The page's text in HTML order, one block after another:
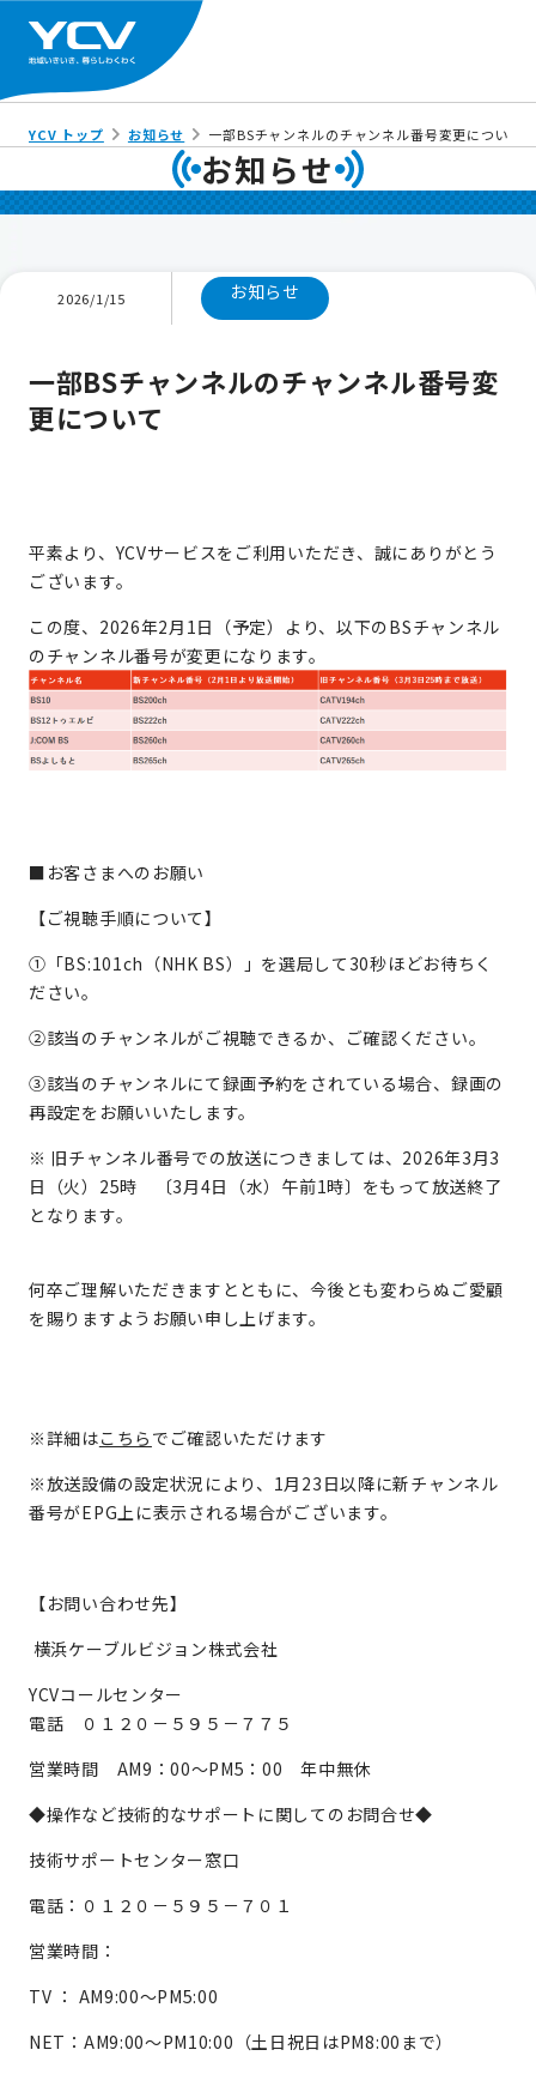
YCV トップ お知らせ 一部BSチャンネルのチャンネル番号変更について
お知らせ
2026/1/15 お知らせ
一部BSチャンネルのチャンネル番号変
更について
平素より、YCVサービスをご利用いただき、誠にありがとう
ございます。
この度、2026年2月1日（予定）より、以下のBSチャンネル
のチャンネル番号が変更になります。
■お客さまへのお願い
【ご視聴手順について】
①「BS:101ch（NHK BS）」を選局して30秒ほどお待ちく
ださい。
②該当のチャンネルがご視聴できるか、ご確認ください。
③該当のチャンネルにて録画予約をされている場合、録画の
再設定をお願いいたします。
※ 旧チャンネル番号での放送につきましては、2026年3月3
日（火）25時 〔3月4日（水）午前1時〕をもって放送終了
となります。
何卒ご理解いただきますとともに、今後とも変わらぬご愛顧
を賜りますようお願い申し上げます。
※詳細はこちら でご確認いただけます
※放送設備の設定状況により、1月23日以降に新チャンネル
番号がEPG上に表示される場合がございます。
【お問い合わせ先】
横浜ケーブルビジョン株式会社
YCVコールセンター
電話 ０１２０－５９５－７７５
営業時間 AM9：00～PM5：00 年中無休
◆操作など技術的なサポートに関してのお問合せ◆
技術サポートセンター窓口
電話：０１２０－５９５－７０１
営業時間：
TV ： AM9:00～PM5:00
NET：AM9:00～PM10:00（土日祝日はPM8:00まで）